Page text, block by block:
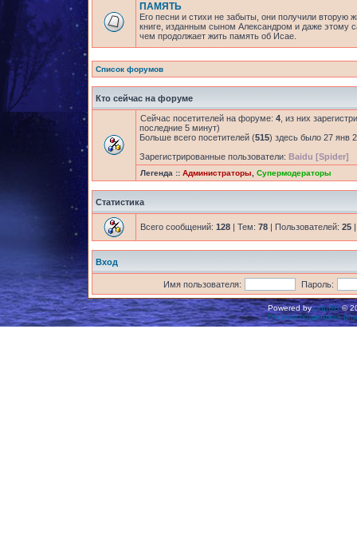
ПАМЯТЬ
Его песни и стихи не забыты, они получили вторую
книге, изданным сыном Александром и даже этому
чем продолжает жить память об Исае.
Список форумов
Кто сейчас на форуме
Сейчас посетителей на форуме: 4 , из них
последние 5 минут)
Больше всего посетителей (515) здесь было 27 янв
Зарегистрированные пользователи: Baidu [Spider]
Легенда :: Администраторы Супермодераторы
Статистика
Всего сообщений: 128 | Тем: 78 | Пользователей: 25
Вход
Имя пользователя: Пароль:
Powered byphpBB©
Русская поддержка